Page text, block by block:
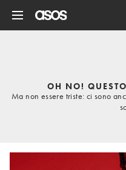
OH NO!
Ma non essere triste: ci sono